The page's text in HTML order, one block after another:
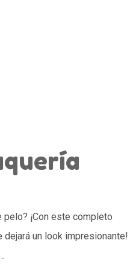
¡Con este completo
dejará un look impresionante!